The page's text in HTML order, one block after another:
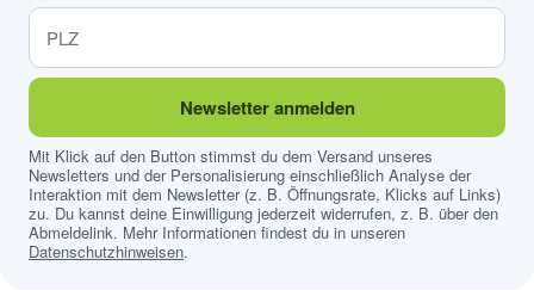
Newsletter anmelden
Mit Klick auf den Button stimmst du dem Versand unseres
Newsletters und der Personalisierung einschließlich Analyse der
Interaktion mit dem Newsletter (z. B. Öffnungsrate, Klicks auf Links)
zu. Du kannst deine Einwilligung jederzeit widerrufen, z. B. über den
Abmeldelink. Mehr Informationen findest du in unseren
Datenschutzhinweisen.